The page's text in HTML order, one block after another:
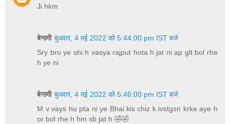
Ji hkm
बेनामी बुधवार, 4 मई 2022 को 5:44:00 pm IST बजे
Sry bro ye shi h vasya rajput hota h jat ni ap glt bol rhe
h ye ni
बेनामी बुधवार, 4 मई 2022 को 5:46:00 pm IST बजे
M v vays hu pta ni ye Bhai kis chiz k ivstgsn krke aye h
or bol rhe h hm sb jat h 🤣🤣